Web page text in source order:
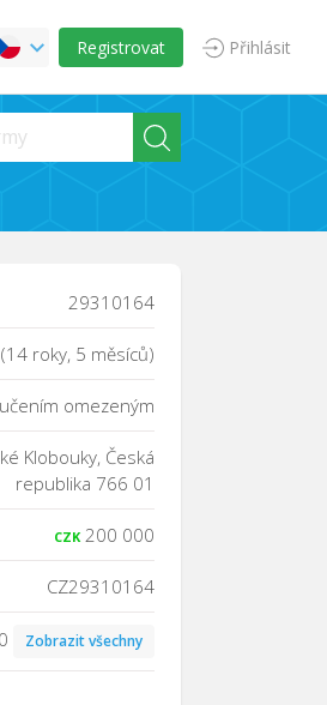
Registrovat Přihlásit
29310164
roky, 5 měsíců)
omezeným
Klobouky, Česká
republika 766 01
CZK 200 000
CZ29310164
Zobrazit všechny